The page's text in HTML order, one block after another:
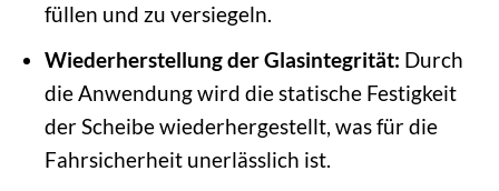
füllen und zu versiegeln.
Wiederherstellung der Glasintegrität: Durch
die Anwendung wird die statische Festigkeit
der Scheibe wiederhergestellt, was für die
Fahrsicherheit unerlässlich ist.